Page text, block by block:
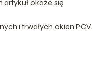
okaże się
i trwałych okien PCV.